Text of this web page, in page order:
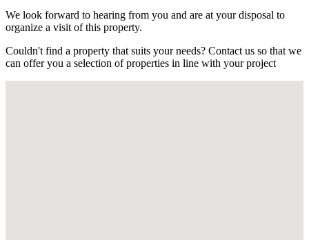
We look forward to hearing from you and are at your disposal to
organize a visit of this property.
Couldn't find a property that suits your needs? Contact us so that we
can offer you a selection of properties in line with your project